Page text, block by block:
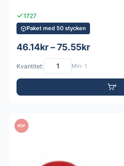
1727
Paket med 50 stycken
46.14kr – 75.55kr
Kvantitet: Min: 1
PDF